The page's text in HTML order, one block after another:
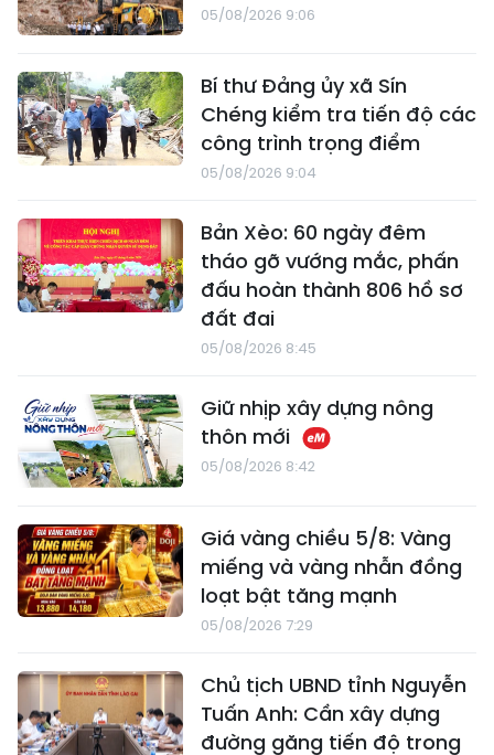
05/08/2026 9:06
Bí thư Đảng ủy xã Sín
Chéng kiểm tra tiến độ các
công trình trọng điểm
05/08/2026 9:04
Bản Xèo: 60 ngày đêm
tháo gỡ vướng mắc, phấn
đấu hoàn thành 806 hồ sơ
đất đai
05/08/2026 8:45
Giữ nhịp xây dựng nông
thôn mới
05/08/2026 8:42
Giá vàng chiều 5/8: Vàng
miếng và vàng nhẫn đồng
loạt bật tăng mạnh
05/08/2026 7:29
Chủ tịch UBND tỉnh Nguyễn
Tuấn Anh: Cần xây dựng
đường găng tiến độ trong